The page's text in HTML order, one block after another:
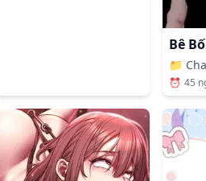
Bê
📁
⏰ 45